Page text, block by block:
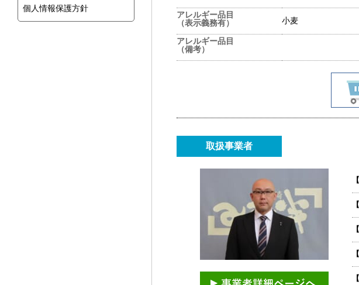
個人情報保護方針
アレルギー品目
（表示義務有）
小麦
アレルギー品目
（備考）
取扱事業者